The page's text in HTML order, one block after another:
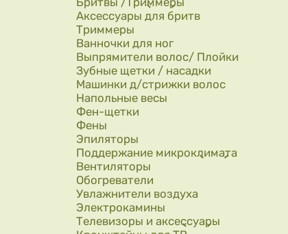
Аксессуары для бритв
Триммеры
Ванночки для ног
Выпрямители волос/ Плойки
Зубные щетки / насадки
Машинки д/стрижки волос
Напольные весы
Фен-щетки
Фены
Эпиляторы
Поддержание микроклимата
Вентиляторы
Обогреватели
Увлажнители воздуха
Электрокамины
Телевизоры и аксессуары